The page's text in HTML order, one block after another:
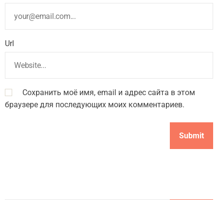
Url
Сохранить моё имя, email и адрес сайта в этом
браузере для последующих моих комментариев.